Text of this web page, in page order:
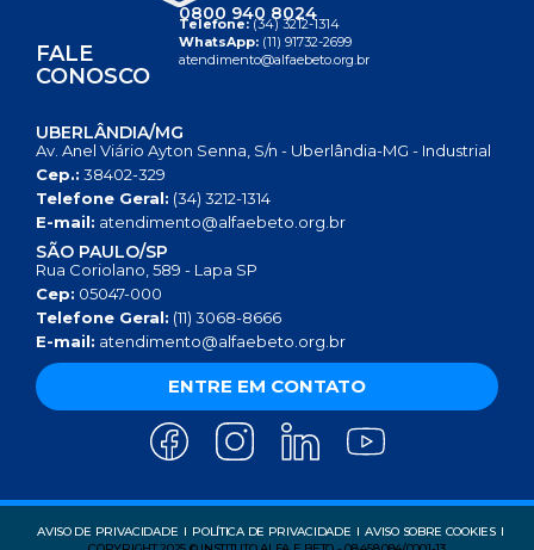
FALE
CONOSCO
0800 940 8024
Telefone:(34) 3212-1314
WhatsApp: (11) 91732-2699
atendimento@alfaebeto.org.br
UBERLÂNDIA/MG
Av. Anel Viário Ayton Senna, S/n - Uberlândia-MG - Industrial
Cep.: 38402-329
Telefone Geral: (34) 3212-1314
E-mail: atendimento@alfaebeto.org.br
SÃO PAULO/SP
Rua Coriolano, 589 - Lapa SP
Cep: 05047-000
Telefone Geral: (11) 3068-8666
E-mail: atendimento@alfaebeto.org.br
ENTRE EM CONTATO
AVISO DE PRIVACIDADE POLÍTICA DE PRIVACIDADE
AVISO SOBRE COOKIES